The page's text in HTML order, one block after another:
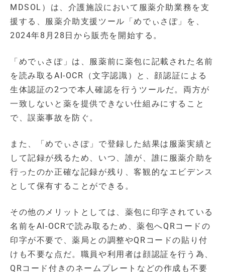
MDSOL）は、介護施設において服薬介助業務を支
援する、服薬介助支援ツール「めでぃさぽ」を、
2024年8月28日から販売を開始する。
「めでぃさぽ」は、服薬前に薬包に記載された名前
を読み取るAI-OCR（文字認識）と、顔認証による
生体認証の2つで本人確認を行うツールだ。両方が
一致しないと薬を提供できない仕組みにすること
で、誤薬事故を防ぐ。
また、「めでぃさぽ」で登録した結果は服薬実績と
して記録が残るため、いつ、誰が、誰に服薬介助を
行ったのか正確な記録が残り、客観的なエビデンス
として保有することができる。
その他のメリットとしては、薬包に印字されている
名前をAI-OCRで読み取るため、薬包へQRコードの
印字が不要で、薬局との調整やQRコードの貼り付
けも不要な点だ。職員や利用者は顔認証を行う為、
QRコード付きのネームプレートなどの作成も不要